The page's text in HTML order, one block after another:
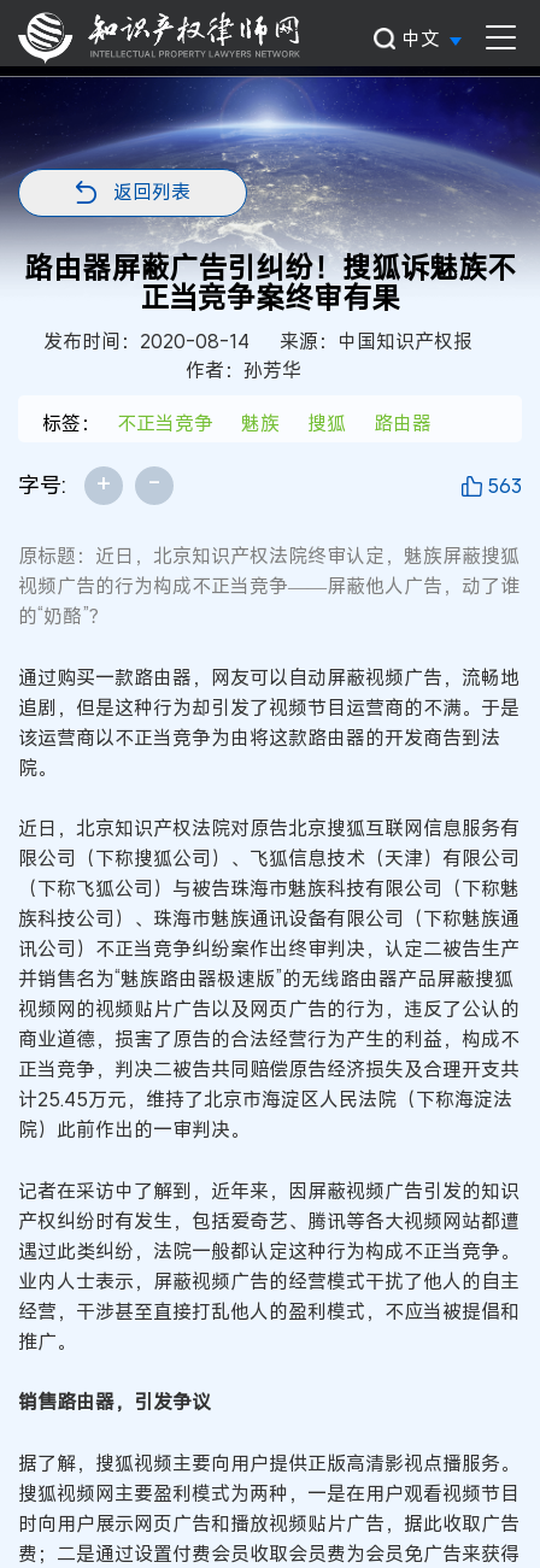
中文
返回列表
路由器屏蔽广告引纠纷！搜狐诉魅族不
正当竞争案终审有果
发布时间：2020-08-14
来源：中国知识产权报
作者：孙芳华
标签：
不正当竞争 魅族 搜狐 路由器
字号: + - 563
原标题：近日，北京知识产权法院终审认定，魅族屏蔽搜狐
视频广告的行为构成不正当竞争——屏蔽他人广告，动了谁
的“奶酪”？
通过购买一款路由器，网友可以自动屏蔽视频广告，流畅地
追剧，但是这种行为却引发了视频节目运营商的不满。于是
该运营商以不正当竞争为由将这款路由器的开发商告到法
院。
近日，北京知识产权法院对原告北京搜狐互联网信息服务有
限公司（下称搜狐公司）、飞狐信息技术（天津）有限公司
（下称飞狐公司）与被告珠海市魅族科技有限公司（下称魅
族科技公司）、珠海市魅族通讯设备有限公司（下称魅族通
讯公司）不正当竞争纠纷案作出终审判决，认定二被告生产
并销售名为“魅族路由器极速版”的无线路由器产品屏蔽搜狐
视频网的视频贴片广告以及网页广告的行为，违反了公认的
商业道德，损害了原告的合法经营行为产生的利益，构成不
正当竞争，判决二被告共同赔偿原告经济损失及合理开支共
计25.45万元，维持了北京市海淀区人民法院（下称海淀法
院）此前作出的一审判决。
记者在采访中了解到，近年来，因屏蔽视频广告引发的知识
产权纠纷时有发生，包括爱奇艺、腾讯等各大视频网站都遭
遇过此类纠纷，法院一般都认定这种行为构成不正当竞争。
业内人士表示，屏蔽视频广告的经营模式干扰了他人的自主
经营，干涉甚至直接打乱他人的盈利模式，不应当被提倡和
推广。
销售路由器，引发争议
据了解，搜狐视频主要向用户提供正版高清影视点播服务。
搜狐视频网主要盈利模式为两种，一是在用户观看视频节目
时向用户展示网页广告和播放视频贴片广告，据此收取广告
费；二是通过设置付费会员收取会员费为会员免广告来获得